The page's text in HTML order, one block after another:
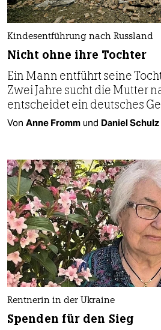
Kindesentführung nach Russland
Nicht ohne ihre Tochter
Ein Mann entführt seine
Zwei Jahre sucht die Mutter
entscheidet ein deutsches
Von Anne Fromm und Daniel Schulz
Rentnerin in der Ukraine
Spenden für den Sieg